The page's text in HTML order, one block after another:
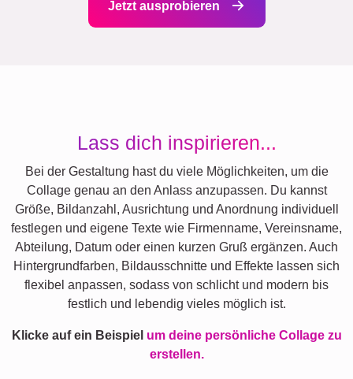
Jetzt ausprobieren
Lass dich inspirieren...
Bei der Gestaltung hast du viele Möglichkeiten, um die
Collage genau an den Anlass anzupassen. Du kannst
Größe, Bildanzahl, Ausrichtung und Anordnung individuell
festlegen und eigene Texte wie Firmenname, Vereinsname,
Abteilung, Datum oder einen kurzen Gruß ergänzen. Auch
Hintergrundfarben, Bildausschnitte und Effekte lassen sich
flexibel anpassen, sodass von schlicht und modern bis
festlich und lebendig vieles möglich ist.
Klicke auf ein Beispiel um deine persönliche Collage zu
erstellen.